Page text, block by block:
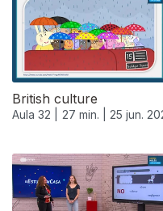
British culture
Aula 32 | 27 min. | 25 jun.
556625